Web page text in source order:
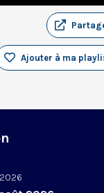
Ajouter à ma